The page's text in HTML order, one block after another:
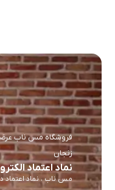
فروشگاه مس ناب
زنجان
نماد اعتماد
مس ناب ، نماد